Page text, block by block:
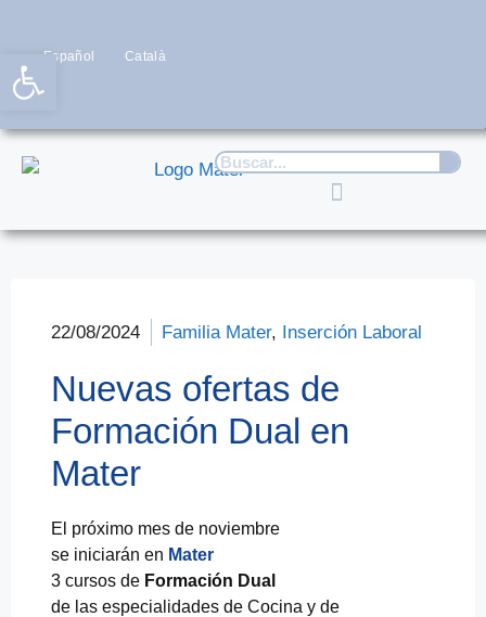
Español Català
22/08/2024 Familia Mater, Inserción Laboral
Nuevas ofertas de
Formación Dual en
Mater
El próximo mes de noviembre
se iniciarán en Mater
3 cursos de Formación Dual
de las especialidades de Cocina y de
Abrir barra de herramientas